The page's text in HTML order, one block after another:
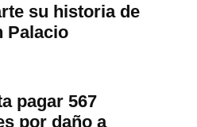
su historia de
Palacio
pagar 567
por daño a